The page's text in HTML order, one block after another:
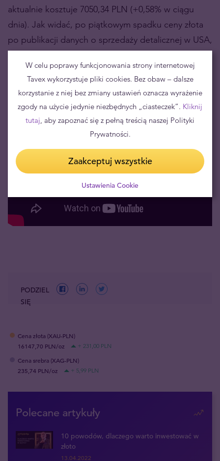
aktualnie kosztuje 7050,34 PLN (+0,58% w ciągu
dnia). Jak widać, po piątkowym spadku ceny złota
po publikacji danych o sprzedaży detalicznej w USA,
PODZIEL
SIĘ
Cena złota (XAU-PLN)
16147,70 PLN/oz
+ 231,00 PLN
Cena srebra (XAG-PLN)
235,74 PLN/oz
+ 5,99 PLN
Polecane artykuły
10 powodów, dlaczego warto inwestować w
złoto
13.04.2022
W celu poprawy funkcjonowania strony internetowej
Tavex wykorzystuje pliki cookies. Bez obaw – dalsze
korzystanie z niej bez zmiany ustawień oznacza wyrażenie
zgody na użycie jedynie niezbędnych „ciasteczek”. Kliknij
tutaj, aby zapoznać się z pełną treścią naszej Polityki
Prywatności.
Zaakceptuj wszystkie
Ustawienia Cookie